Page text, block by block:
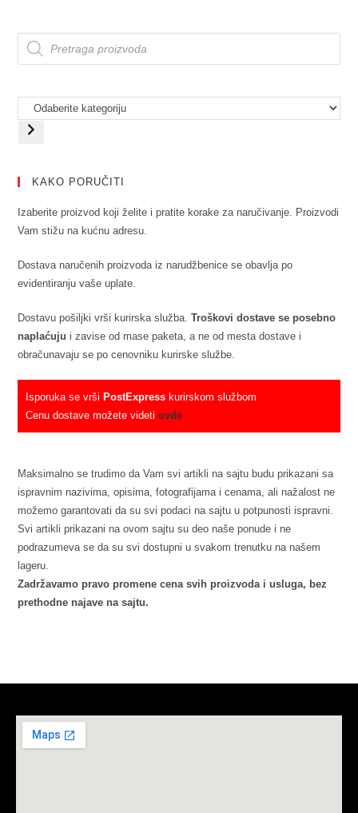
KAKO PORUČITI
Izaberite proizvod koji želite i pratite korake za naručivanje. Proizvodi
Vam stižu na kućnu adresu.
Dostava naručenih proizvoda iz narudžbenice se obavlja po
evidentiranju vaše uplate.
Dostavu pošiljki vrši kurirska služba.Troškovi dostave se posebno
naplaćuju i zavise od mase paketa, a ne od mesta dostave i
obračunavaju se po cenovniku kurirske službe.
Isporuka se vrši PostExpress kurirskom službom
Cenu dostave možete videtiovde
Maksimalno se trudimo da Vam svi artikli na sajtu budu prikazani sa
ispravnim nazivima, opisima, fotografijama i cenama, ali nažalost ne
možemo garantovati da su svi podaci na sajtu u potpunosti ispravni.
Svi artikli prikazani na ovom sajtu su deo naše ponude i ne
podrazumeva se da su svi dostupni u svakom trenutku na našem
lageru.
Zadržavamo pravo promene cena svih proizvoda i usluga, bez
prethodne najave na sajtu.